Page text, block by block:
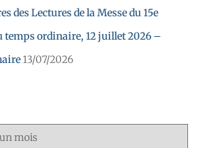
des Lectures de la Messe du 15e
temps ordinaire, 12 juillet 2026 –
13/07/2026